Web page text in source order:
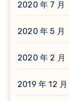
2020 年 7 月
2020 年 5 月
2020 年 2 月
2019 年 12 月